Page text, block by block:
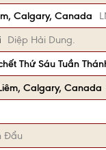
Calgary, Canada
Diệp Hải Dung.
Thứ Sáu Tuần
Calgary, Canada
Đẩu